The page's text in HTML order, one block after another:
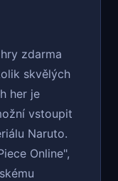
zdarma
skvělých
her je
vstoupit
Naruto.
Online",